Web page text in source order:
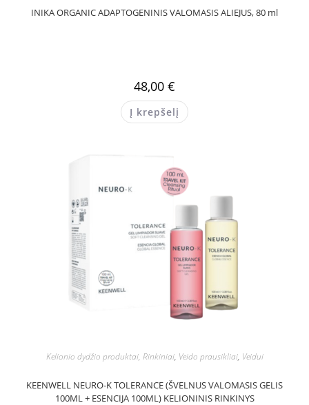
INIKA ORGANIC ADAPTOGENINIS VALOMASIS ALIEJUS, 80 ml
48,00 €
Į krepšelį
Kelionio dydžio produktai, Rinkiniai, Veido prausikliai, Veidui
KEENWELL NEURO-K TOLERANCE (ŠVELNUS VALOMASIS GELIS
100ML + ESENCIJA 100ML) KELIONINIS RINKINYS